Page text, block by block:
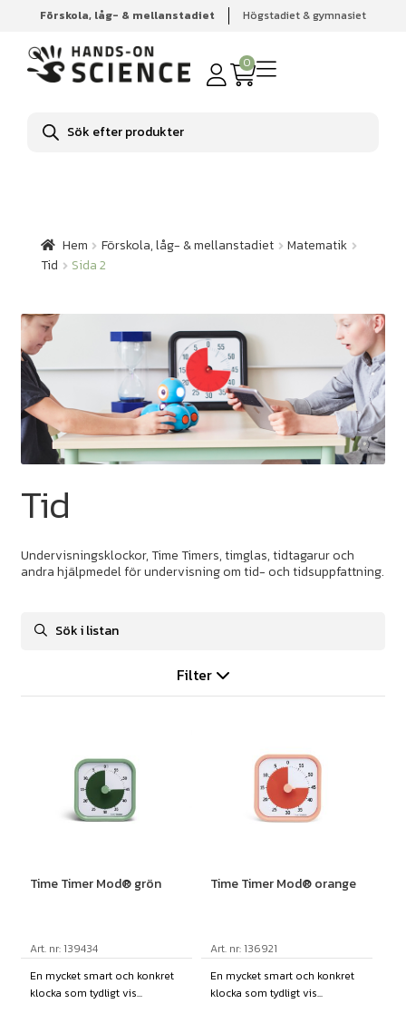
Förskola, låg- & mellanstadiet Högstadiet & gymnasiet
0
Produktsökning
Hem Förskola, låg- & mellanstadiet Matematik
Tid
Sida 2
Hem Förskola, låg- & mellanstadiet
Matematik
Tid
Sida 2
Tid
Undervisningsklockor, Time Timers, timglas, tidtagarur och
andra hjälpmedel för undervisning om tid- och tidsuppfattning.
Filter
Time Timer Mod® grön
Art. nr: 139434
En mycket smart och konkret
klocka som tydligt vis...
Time Timer Mod® orange
Art. nr: 136921
En mycket smart och konkret
klocka som tydligt vis...